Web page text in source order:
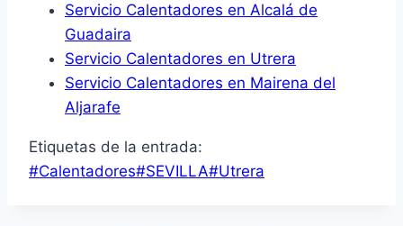
Servicio Calentadores en Alcalá de
Guadaira
Servicio Calentadores en Utrera
Servicio Calentadores en Mairena del
Aljarafe
Etiquetas de la entrada:
#Calentadores#SEVILLA#Utrera